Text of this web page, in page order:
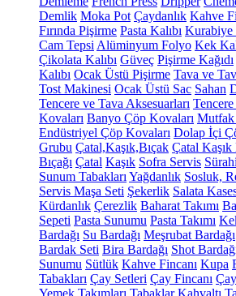
Demlik Moka Pot Çaydanlık Kahve
Fırında Pişirme Pasta Kalıbı Kurabiye
Cam Tepsi Alüminyum Folyo Kek
Çikolata Kalıbı Güveç Pişirme Kağıdı
Kalıbı Ocak Üstü Pişirme Tava ve
Tost Makinesi Ocak Üstü Sac Sahan
Tencere ve Tava Aksesuarları
Kovaları Banyo Çöp Kovaları Mutfak
Endüstriyel Çöp Kovaları Dolap İçi
Grubu Çatal,Kaşık,Bıçak Çatal Kaşık
Bıçağı Çatal Kaşık Sofra Servis Sürahi
Sunum Tabakları Yağdanlık Sosluk,
Servis Maşa Seti Şekerlik Salata
Kürdanlık Çerezlik Baharat Takımı
Sepeti Pasta Sunumu Pasta Takımı
Bardağı Su Bardağı Meşrubat Bardağı
Bardak Seti Bira Bardağı Shot
Sunumu Sütlük Kahve Fincanı Kupa
Tabakları Çay Setleri Çay Fincanı
Yemek Takımları Tabaklar Kahvaltı